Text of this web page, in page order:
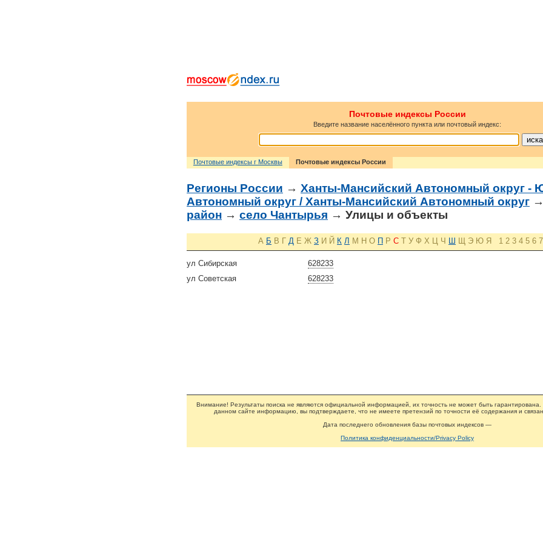
Почтовые индексы России
Введите название населённого пункта или почтовый индекс:
Почтовые индексы г Москвы Почтовые индексы России
Регионы России → Ханты-Мансийский Автономный округ -
Автономный округ / Ханты-Мансийский Автономный округ →
район → село Чантырья → Улицы и объекты
А Б В Г Д Е Ж З И Й К Л М Н О П Р С Т У Ф Х Ц Ч Ш Щ Э Ю Я 1 2 3 4 5 6 7
628233
ул Сибирская
628233
ул Советская
Внимание! Результаты поиска не являются официальной информацией, их точность не может быть гарантирована.
данном сайте информацию, вы подтверждаете, что не имеете претензий по точности её содержания и
Дата последнего обновления базы почтовых индексов —
Политика конфиденциальности/Privacy Policy